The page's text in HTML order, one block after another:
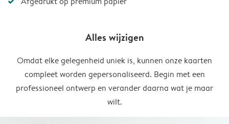
Alles wijzigen
Omdat elke gelegenheid uniek is, kunnen onze kaarten
compleet worden gepersonaliseerd. Begin met een
professioneel ontwerp en verander daarna wat je maar
wilt.